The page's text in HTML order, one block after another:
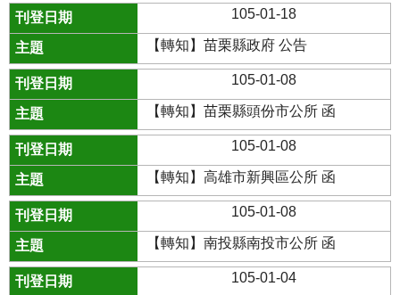
105-01-18
【轉知】苗栗縣政府 公告
105-01-08
【轉知】苗栗縣頭份市公所 函
105-01-08
【轉知】高雄市新興區公所 函
105-01-08
【轉知】南投縣南投市公所 函
105-01-04